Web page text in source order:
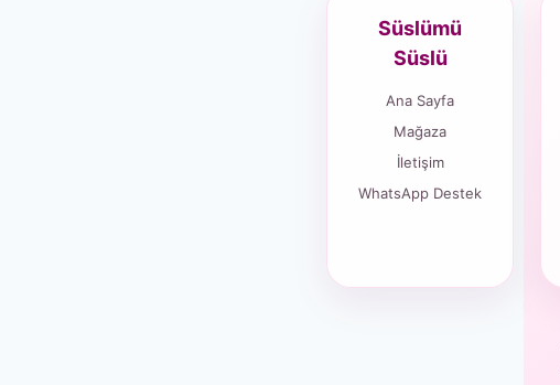
Süslümü
Süslü
Ana Sayfa
Mağaza
İletişim
WhatsApp Destek